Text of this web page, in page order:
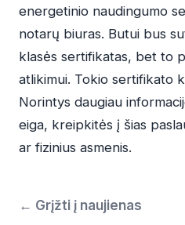
energetinio naudingumo
notarų biuras. Butui bus
klasės sertifikatas, bet to
atlikimui. Tokio sertifikato
Norintys daugiau
eiga, kreipkitės į šias
ar fizinius asmenis.
← Grįžti į naujienas